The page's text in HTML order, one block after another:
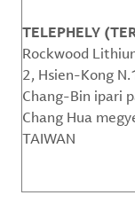
TELEPHELY
Rockwood
2, Hsien-Kong
Chang-Bin ipari
Chang Hua
TAIWAN